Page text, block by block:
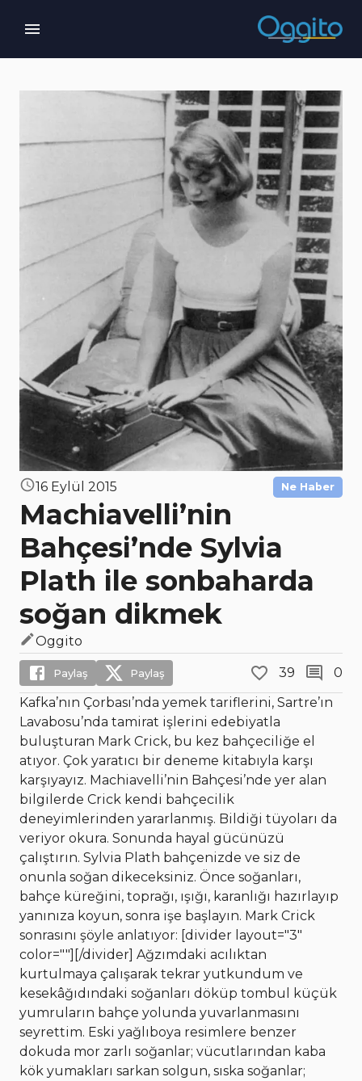
16 Eylül 2015 Ne Haber
Machiavelli’nin
Bahçesi’nde Sylvia
Plath ile sonbaharda
soğan dikmek
Oggito
Paylaş Paylaş 39
0
Kafka’nın Çorbası’nda yemek tariflerini, Sartre’ın
Lavabosu’nda tamirat işlerini edebiyatla
buluşturan Mark Crick, bu kez bahçeciliğe el
atıyor. Çok yaratıcı bir deneme kitabıyla karşı
karşıyayız. Machiavelli’nin Bahçesi’nde yer alan
bilgilerde Crick kendi bahçecilik
deneyimlerinden yararlanmış. Bildiği tüyoları da
veriyor okura. Sonunda hayal gücünüzü
çalıştırın. Sylvia Plath bahçenizde ve siz de
onunla soğan dikeceksiniz. Önce soğanları,
bahçe küreğini, toprağı, ışığı, karanlığı hazırlayıp
yanınıza koyun, sonra işe başlayın. Mark Crick
sonrasını şöyle anlatıyor: [divider layout="3"
color=""][/divider] Ağzımdaki acılıktan
kurtulmaya çalışarak tekrar yutkundum ve
kesekâğıdındaki soğanları döküp tombul küçük
yumruların bahçe yolunda yuvarlanmasını
seyrettim. Eski yağlıboya resimlere benzer
dokuda mor zarlı soğanlar; vücutlarından kaba
kök yumakları sarkan solgun, sıska soğanlar;